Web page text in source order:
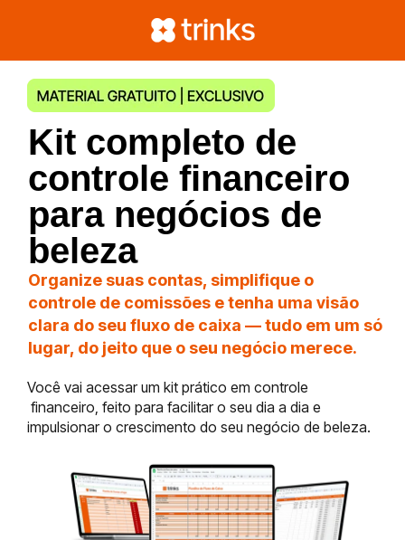
Kit completo de
controle financeiro
para negócios de
beleza
Organize suas contas, simplifique o
controle de comissões e tenha uma visão
clara do seu fluxo de caixa — tudo em um só
lugar, do jeito que o seu negócio merece.
Você vai acessar um kit prático em controle
financeiro, feito para facilitar o seu dia a dia e
impulsionar o crescimento do seu negócio de beleza.